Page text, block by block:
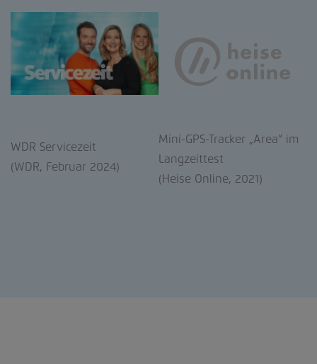
WDR Servicezeit
(WDR, Februar 2024)
Mini-GPS-Tracker „Area“ im
Langzeittest
(Heise Online, 2021)